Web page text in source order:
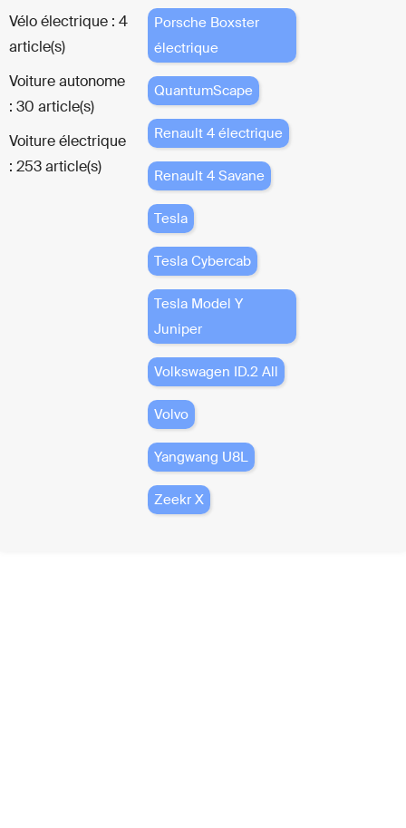
Vélo électrique : 4
article(s)
Voiture autonome
: 30 article(s)
Voiture électrique
: 253 article(s)
Porsche Boxster
électrique
QuantumScape
Renault 4 électrique
Renault 4 Savane
Tesla
Tesla Cybercab
Tesla Model Y
Juniper
Volkswagen ID.2 All
Volvo
Yangwang U8L
Zeekr X